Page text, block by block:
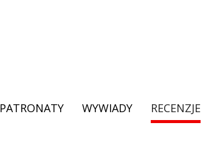
PATRONATY WYWIADY RECENZJE